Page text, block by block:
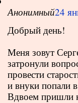
Анонимный24
Добрый день!
Меня зовут
затронули
провести
и внуки попали
Вдвоем пришли